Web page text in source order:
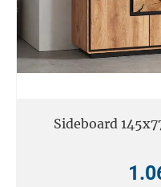
Sideboard